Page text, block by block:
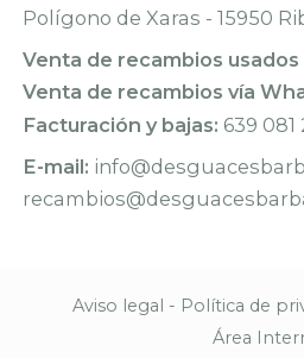
Polígono de Xaras - 15950
Venta de recambios usados
Venta de recambios vía
Facturación y bajas: 639 081
E-mail:
Aviso legal - Política de
Área